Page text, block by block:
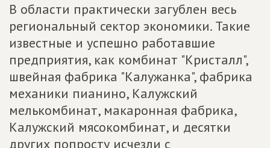
В области практически загублен весь
региональный сектор экономики. Такие
известные и успешно работавшие
предприятия, как комбинат "Кристалл",
швейная фабрика "Калужанка", фабрика
механики пианино, Калужский
мелькомбинат, макаронная фабрика,
Калужский мясокомбинат, и десятки
других попросту исчезли с